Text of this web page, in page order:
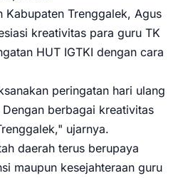
Kabupaten Trenggalek, Agus
kreativitas para guru TK
HUT IGTKI dengan cara
peringatan hari ulang
berbagai kreativitas
ujarnya.
daerah terus berupaya
maupun kesejahteraan guru